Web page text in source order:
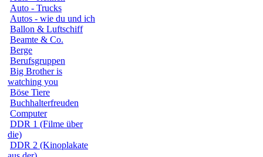
Auto - Trucks
Autos - wie du und ich
Ballon & Luftschiff
Beamte & Co.
Berge
Berufsgruppen
Big Brother is
watching you
Böse Tiere
Buchhalterfreuden
Computer
DDR 1 (Filme über
die)
DDR 2 (Kinoplakate